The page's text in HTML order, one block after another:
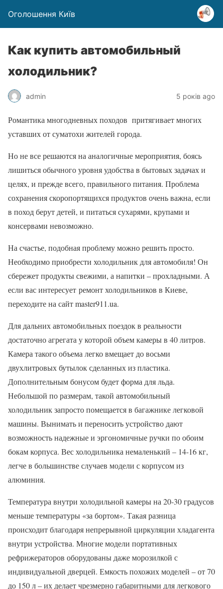
Оголошення Київ
Как купить автомобильный
холодильник?
admin 5 років ago
Романтика многодневных походов притягивает многих
уставших от суматохи жителей города.
Но не все решаются на аналогичные мероприятия, боясь
лишиться обычного уровня удобства в бытовых задачах и
целях, и прежде всего, правильного питания. Проблема
сохранения скоропортящихся продуктов очень важна, если
в поход берут детей, и питаться сухарями, крупами и
консервами невозможно.
На счастье, подобная проблему можно решить просто.
Необходимо приобрести холодильник для автомобиля! Он
сбережет продукты свежими, а напитки – прохладными. А
если вас интересует ремонт холодильников в Киеве,
переходите на сайт master911.ua.
Для дальних автомобильных поездок в реальности
достаточно агрегата у которой объем камеры в 40 литров.
Камера такого объема легко вмещает до восьми
двухлитровых бутылок сделанных из пластика.
Дополнительным бонусом будет форма для льда.
Небольшой по размерам, такой автомобильный
холодильник запросто помещается в багажнике легковой
машины. Вынимать и переносить устройство дают
возможность надежные и эргономичные ручки по обоим
бокам корпуса. Вес холодильника немаленький – 14-16 кг,
легче в большинстве случаев модели с корпусом из
алюминия.
Температура внутри холодильной камеры на 20-30 градусов
меньше температуры «за бортом». Такая разница
происходит благодаря непрерывной циркуляции хладагента
внутри устройства. Многие модели портативных
рефрижераторов оборудованы даже морозилкой с
индивидуальной дверцей. Емкость похожих моделей – от 70
до 150 л – их делает чрезмерно габаритными для легкового